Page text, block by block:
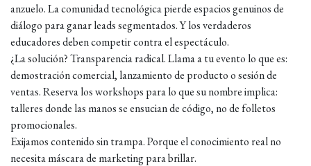
anzuelo. La comunidad tecnológica pierde espacios genuinos de
diálogo para ganar leads segmentados. Y los verdaderos
educadores deben competir contra el espectáculo.
¿La solución? Transparencia radical. Llama a tu evento lo que es:
demostración comercial, lanzamiento de producto o sesión de
ventas. Reserva los workshops para lo que su nombre implica:
talleres donde las manos se ensucian de código, no de folletos
promocionales.
Exijamos contenido sin trampa. Porque el conocimiento real no
necesita máscara de marketing para brillar.